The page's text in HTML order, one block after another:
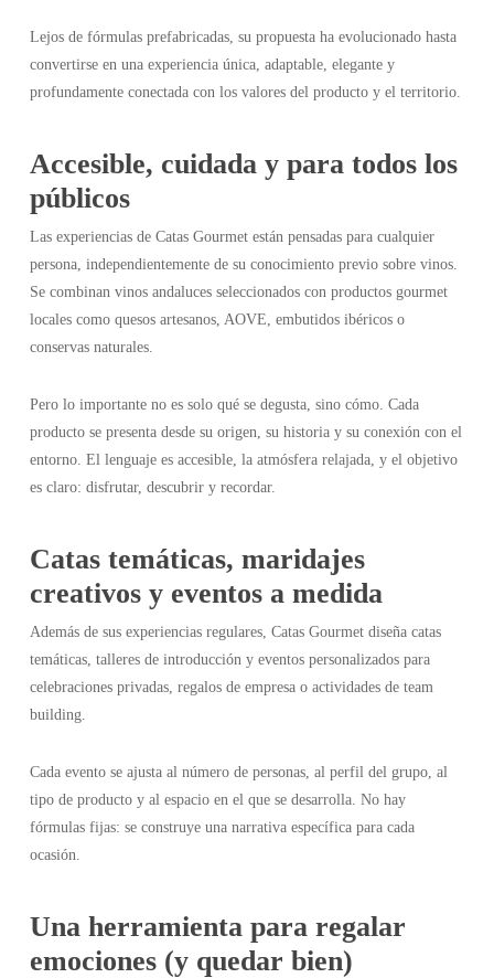
Lejos de fórmulas prefabricadas, su propuesta ha evolucionado hasta
convertirse en una experiencia única, adaptable, elegante y
profundamente conectada con los valores del producto y el territorio.
Accesible, cuidada y para todos los
públicos
Las experiencias de Catas Gourmet están pensadas para cualquier
persona, independientemente de su conocimiento previo sobre vinos.
Se combinan vinos andaluces seleccionados con productos gourmet
locales como quesos artesanos, AOVE, embutidos ibéricos o
conservas naturales.
Pero lo importante no es solo qué se degusta, sino cómo. Cada
producto se presenta desde su origen, su historia y su conexión con el
entorno. El lenguaje es accesible, la atmósfera relajada, y el objetivo
es claro: disfrutar, descubrir y recordar.
Catas temáticas, maridajes
creativos y eventos a medida
Además de sus experiencias regulares, Catas Gourmet diseña catas
temáticas, talleres de introducción y eventos personalizados para
celebraciones privadas, regalos de empresa o actividades de team
building.
Cada evento se ajusta al número de personas, al perfil del grupo, al
tipo de producto y al espacio en el que se desarrolla. No hay
fórmulas fijas: se construye una narrativa específica para cada
ocasión.
Una herramienta para regalar
emociones (y quedar bien)